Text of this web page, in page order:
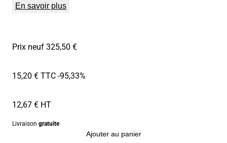
En savoir plus
Prix neuf 325,50 €
15,20 € TTC-95,33%
12,67 € HT
Livraison gratuite
Ajouter au panier